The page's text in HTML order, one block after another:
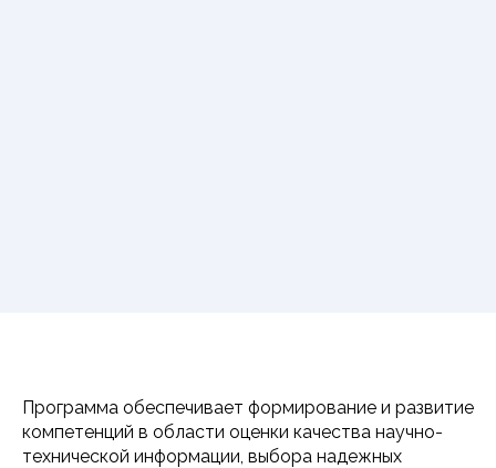
Программа обеспечивает формирование и развитие
компетенций в области оценки качества научно-
технической информации, выбора надежных